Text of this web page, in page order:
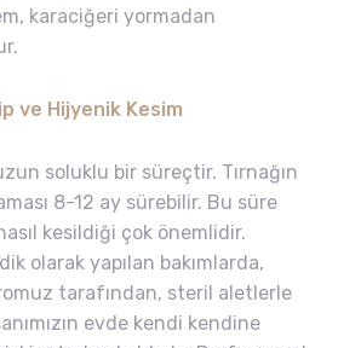
karaciğeri yormadan
ve Hijyenik Kesim
soluklu bir süreçtir. Tırnağın
8-12 ay sürebilir. Bu süre
kesildiği çok önemlidir.
olarak yapılan bakımlarda,
tarafından, steril aletlerle
evde kendi kendine